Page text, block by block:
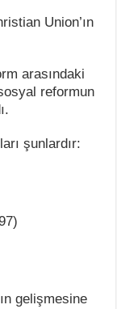
Union’ın
arasındaki
reformun
şunlardır:
gelişmesine